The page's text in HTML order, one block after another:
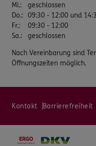
Mi.:
geschlossen
Do.: 09:30 - 12:00 und
Fr.:
09:30 - 12:00
Sa.: geschlossen
Nach Vereinbarung sind
Öffnungszeiten möglich.
Kontakt Barrierefreiheit